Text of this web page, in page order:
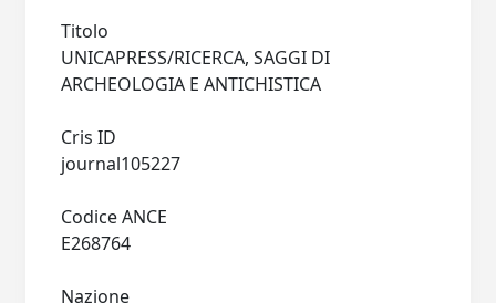
Titolo
UNICAPRESS/RICERCA, SAGGI DI
Cris ID
Codice ANCE
Nazione